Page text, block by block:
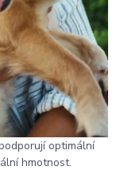
optimální
hmotnost.